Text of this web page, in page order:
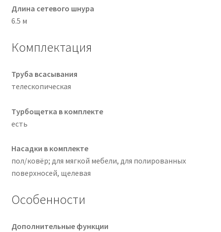
Длина сетевого шнура
6.5 м
Комплектация
Труба всасывания
телескопическая
Турбощетка в комплекте
есть
Насадки в комплекте
пол/ковёр; для мягкой мебели, для полированных
поверхносей, щелевая
Особенности
Дополнительные функции